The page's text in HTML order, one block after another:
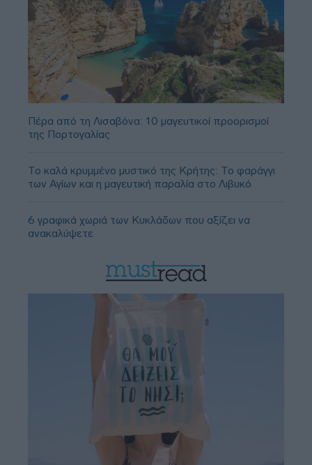
Πέρα από τη Λισαβόνα: 10 μαγευτικοί προορισμοί
της Πορτογαλίας
Το καλά κρυμμένο μυστικό της Κρήτης: Το φαράγγι
των Αγίων και η μαγευτική παραλία στο Λιβυκό
6 γραφικά χωριά των Κυκλάδων που αξίζει να
ανακαλύψετε